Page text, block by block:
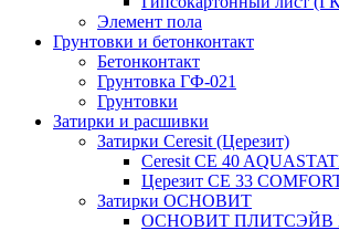
Элемент пола
Грунтовки и бетонконтакт
Бетонконтакт
Грунтовка ГФ-021
Грунтовки
Затирки и расшивки
Затирки Ceresit (Церезит)
Ceresit CE 40
Церезит CE 33
Затирки ОСНОВИТ
ОСНОВИТ ПЛИТСЭЙВ